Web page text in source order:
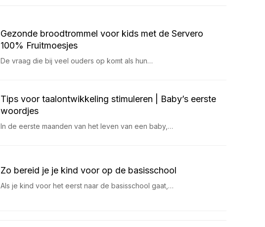
Gezonde broodtrommel voor kids met de Servero
100% Fruitmoesjes
De vraag die bij veel ouders op komt als hun…
Tips voor taalontwikkeling stimuleren | Baby’s eerste
woordjes
In de eerste maanden van het leven van een baby,…
Zo bereid je je kind voor op de basisschool
Als je kind voor het eerst naar de basisschool gaat,…